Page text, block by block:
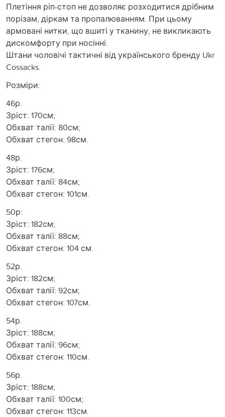
Плетіння ріп-стоп не дозволяє розходитися дрібним
порізам, діркам та пропалюванням. При цьому
армовані нитки, що вшиті у тканину, не викликають
дискомфорту при носінні.
Штани чоловічі тактичні від українського бренду Ukr
Cossacks.
Розміри:
46р.
Зріст: 170см;
Обхват талії: 80см;
Обхват стегон: 98см.
48р.
Зріст: 176см;
Обхват талії: 84см;
Обхват стегон: 101см.
50р:
Зріст: 182см;
Обхват талії: 88см;
Обхват стегон: 104 см.
52р.
Зріст: 182см;
Обхват талії: 92см;
Обхват стегон: 107см.
54р.
Зріст: 188см;
Обхват талії: 96см;
Обхват стегон: 110см.
56р.
Зріст: 188см;
Обхват талії: 100см;
Обхват стегон: 113см.